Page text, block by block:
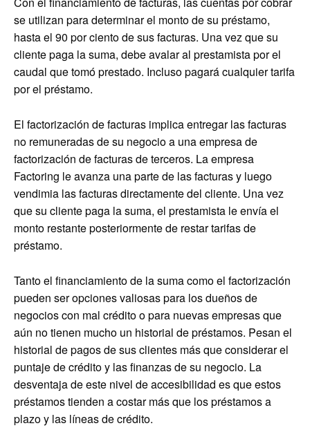
se utilizan para determinar el monto de su préstamo,
hasta el 90 por ciento de sus facturas. Una vez que su
cliente paga la suma, debe avalar al prestamista por el
caudal que tomó prestado. Incluso pagará cualquier tarifa
por el préstamo.
El factorización de facturas implica entregar las facturas
no remuneradas de su negocio a una empresa de
factorización de facturas de terceros. La empresa
Factoring le avanza una parte de las facturas y luego
vendimia las facturas directamente del cliente. Una vez
que su cliente paga la suma, el prestamista le envía el
monto restante posteriormente de restar tarifas de
préstamo.
Tanto el financiamiento de la suma como el factorización
pueden ser opciones valiosas para los dueños de
negocios con mal crédito o para nuevas empresas que
aún no tienen mucho un historial de préstamos. Pesan el
historial de pagos de sus clientes más que considerar el
puntaje de crédito y las finanzas de su negocio. La
desventaja de este nivel de accesibilidad es que estos
préstamos tienden a costar más que los préstamos a
plazo y las líneas de crédito.